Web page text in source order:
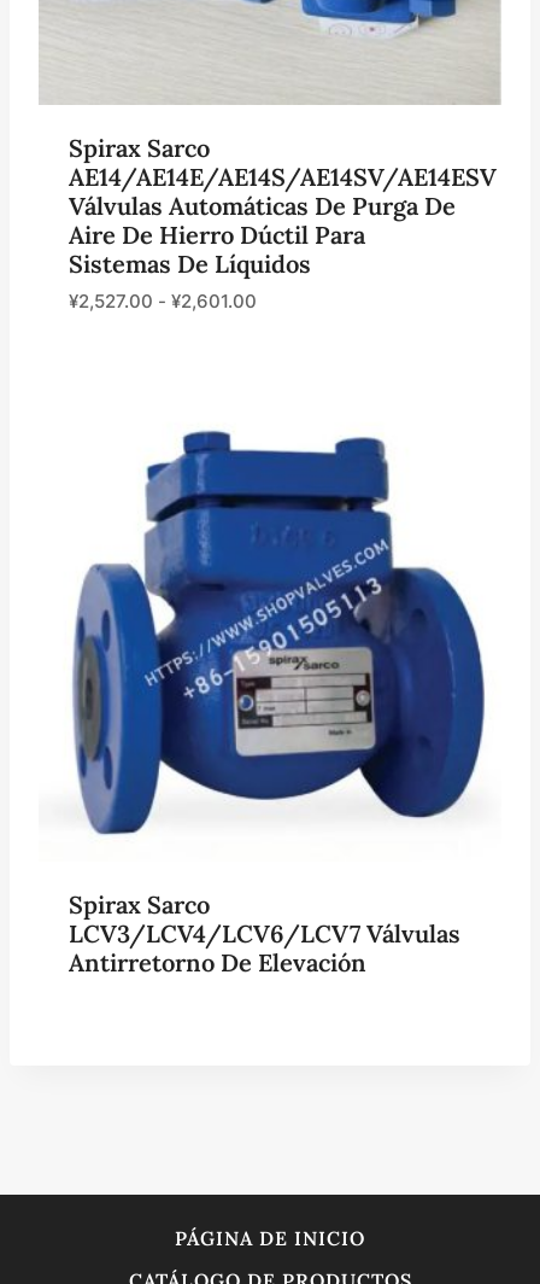
Spirax Sarco
AE14/AE14E/AE14S/AE14SV/AE14ESV
Válvulas Automáticas De Purga De
Aire De Hierro Dúctil Para
Sistemas De Líquidos
¥2,527.00 - ¥2,601.00
Spirax Sarco
LCV3/LCV4/LCV6/LCV7 Válvulas
Antirretorno De Elevación
PÁGINA DE INICIO